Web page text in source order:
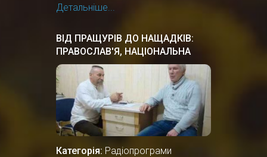
Детальніше...
ВІД ПРАЩУРІВ ДО НАЩАДКІВ:
ПРАВОСЛАВ'Я, НАЦІОНАЛЬНА
КУЛЬТУРА ПРАУКРАЇНИ
Категорія: Радіопрограми